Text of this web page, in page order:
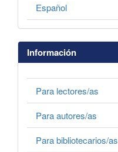
Español
Información
Para lectores/as
Para autores/as
Para bibliotecarios/as